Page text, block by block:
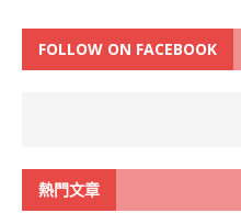
FOLLOW ON FACEBOOK
熱門文章